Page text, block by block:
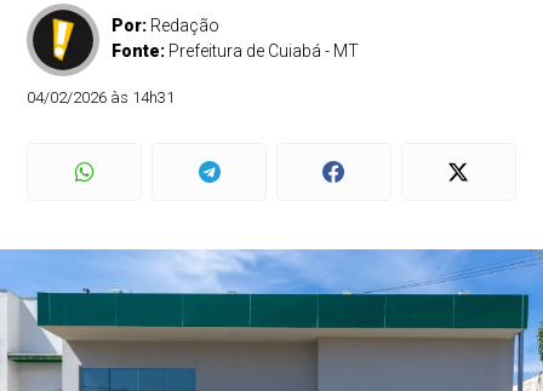
Por: Redação
Fonte: Prefeitura de Cuiabá - MT
04/02/2026 às 14h31